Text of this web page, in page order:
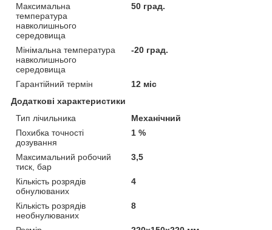
Максимальна
температура
навколишнього
середовища
50 град.
Мінімальна температура
навколишнього
середовища
-20 град.
Гарантійний термін
12 міс
Додаткові характеристики
Тип лічильника
Механічний
Похибка точності
дозування
1 %
Максимальний робочий
тиск, бар
3,5
Кількість розрядів
обнулюваних
4
Кількість розрядів
необнулюваних
8